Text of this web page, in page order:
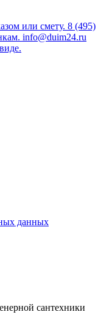
или смету. 8 (495)
info@duim24.ru
данных
сантехники